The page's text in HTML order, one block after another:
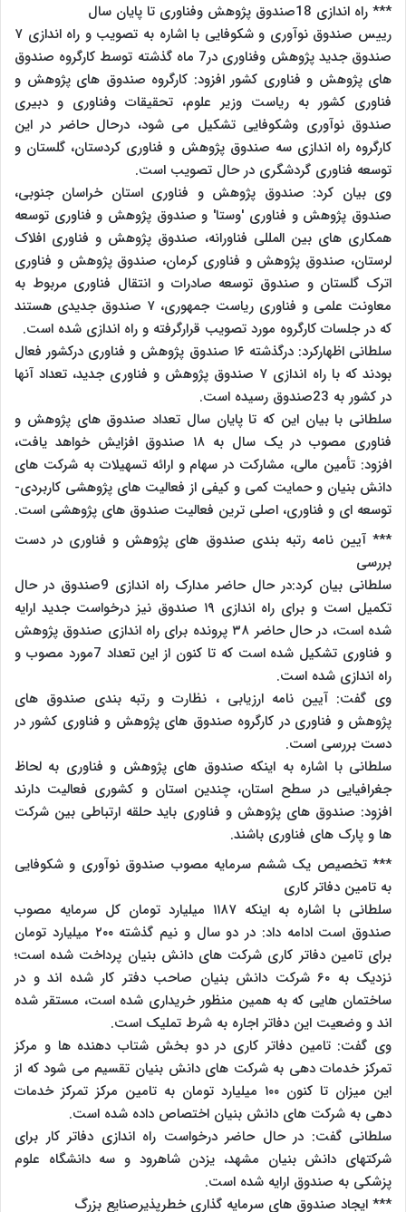
*** راه اندازی 18صندوق پژوهش وفناوری تا پایان سال
رییس صندوق نوآوری و شکوفایی با اشاره به تصویب و راه اندازی ۷
صندوق جدید پژوهش وفناوری در7 ماه گذشته توسط کارگروه صندوق
های پژوهش و فناوری کشور افزود: کارگروه صندوق های پژوهش و
فناوری کشور به ریاست وزیر علوم، تحقیقات وفناوری و دبیری
صندوق نوآوری وشکوفایی تشکیل می شود، درحال حاضر در این
کارگروه راه اندازی سه صندوق پژوهش و فناوری کردستان، گلستان و
توسعه فناوری گردشگری در حال تصویب است.
وی بیان کرد: صندوق پژوهش و فناوری استان خراسان جنوبی،
صندوق پژوهش و فناوری 'وستا' و صندوق پژوهش و فناوری توسعه
همکاری های بین المللی فناورانه، صندوق پژوهش و فناوری افلاک
لرستان، صندوق پژوهش و فناوری کرمان، صندوق پژوهش و فناوری
اترک گلستان و صندوق توسعه صادرات و انتقال فناوری مربوط به
معاونت علمی و فناوری ریاست جمهوری، ۷ صندوق جدیدی هستند
که در جلسات کارگروه مورد تصویب قرارگرفته و راه اندازی شده است.
سلطانی اظهارکرد: درگذشته ۱۶ صندوق پژوهش و فناوری درکشور فعال
بودند که با راه اندازی ۷ صندوق پژوهش و فناوری جدید، تعداد آنها
در کشور به 23صندوق رسیده است.
سلطانی با بیان این که تا پایان سال تعداد صندوق های پژوهش و
فناوری مصوب در یک سال به ۱۸ صندوق افزایش خواهد یافت،
افزود: تأمین مالی، مشارکت در سهام و ارائه تسهیلات به شرکت های
دانش بنیان و حمایت کمی و کیفی از فعالیت های پژوهشی کاربردی-
توسعه ای و فناوری، اصلی ترین فعالیت صندوق های پژوهشی است.
*** آیین نامه رتبه بندی صندوق های پژوهش و فناوری در دست
بررسی
سلطانی بیان کرد:در حال حاضر مدارک راه اندازی 9صندوق در حال
تکمیل است و برای راه اندازی ۱۹ صندوق نیز درخواست جدید ارایه
شده است، در حال حاضر ۳۸ پرونده برای راه اندازی صندوق پژوهش
و فناوری تشکیل شده است که تا کنون از این تعداد 7مورد مصوب و
راه اندازی شده است.
وی گفت: آیین نامه ارزیابی ، نظارت و رتبه بندی صندوق های
پژوهش و فناوری در کارگروه صندوق های پژوهش و فناوری کشور در
دست بررسی است.
سلطانی با اشاره به اینکه صندوق های پژوهش و فناوری به لحاظ
جغرافیایی در سطح استان، چندین استان و کشوری فعالیت دارند
افزود: صندوق های پژوهش و فناوری باید حلقه ارتباطی بین شرکت
ها و پارک های فناوری باشند.
*** تخصیص یک ششم سرمایه مصوب صندوق نوآوری و شکوفایی
به تامین دفاتر کاری
سلطانی با اشاره به اینکه ۱۱۸۷ میلیارد تومان کل سرمایه مصوب
صندوق است ادامه داد: در دو سال و نیم گذشته ۲۰۰ میلیارد تومان
برای تامین دفاتر کاری شرکت های دانش بنیان پرداخت شده است؛
نزدیک به ۶۰ شرکت دانش بنیان صاحب دفتر کار شده اند و در
ساختمان هایی که به همین منظور خریداری شده است، مستقر شده
اند و وضعیت این دفاتر اجاره به شرط تملیک است.
وی گفت: تامین دفاتر کاری در دو بخش شتاب دهنده ها و مرکز
تمرکز خدمات دهی به شرکت های دانش بنیان تقسیم می شود که از
این میزان تا کنون ۱۰۰ میلیارد تومان به تامین مرکز تمرکز خدمات
دهی به شرکت های دانش بنیان اختصاص داده شده است.
سلطانی گفت: در حال حاضر درخواست راه اندازی دفاتر کار برای
شرکتهای دانش بنیان مشهد، یزدن شاهرود و سه دانشگاه علوم
پزشکی به صندوق ارایه شده است.
*** ایجاد صندوق های سرمایه گذاری خطرپذیرصنایع بزرگ